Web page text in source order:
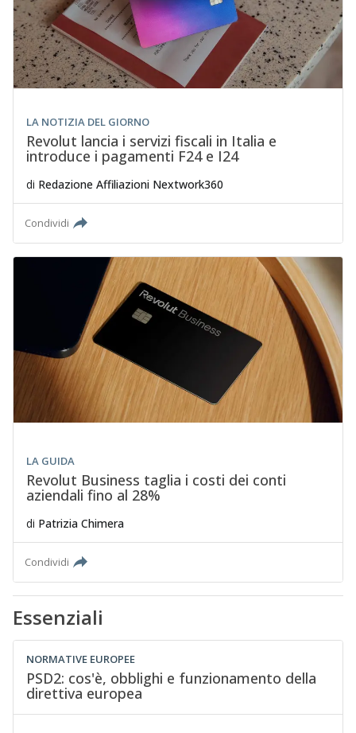
LA NOTIZIA DEL GIORNO
Revolut lancia i servizi fiscali in Italia e
introduce i pagamenti F24 e I24
di Redazione Affiliazioni Nextwork360
Condividi
LA GUIDA
Revolut Business taglia i costi dei conti
aziendali fino al 28%
di Patrizia Chimera
Condividi
Essenziali
NORMATIVE EUROPEE
PSD2: cos'è, obblighi e funzionamento della
direttiva europea